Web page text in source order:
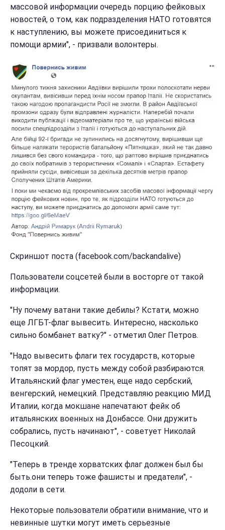
массовой информации очередь порцию фейковых
новостей, о том, как подразделения НАТО готовятся
к наступлению, вы можете присоединиться к
помощи армии", - призвали волонтеры.
Скриншот поста (facebook.com/backandalive)
Пользователи соцсетей были в восторге от такой
информации.
"Ну почему ватани такие дебилы? Кстати, можно
еще ЛГБТ-флаг вывесить. Интересно, насколько
сильно бомбанет ватку?" - отметил Олег Петров.
"Надо вывесить флаги тех государств, которые
топят за мордор, пусть между собой разбираются.
Итальянский флаг уместен, еще надо сербский,
венгерский, немецкий. Представляю реакцию МИД
Италии, когда мокшане напечатают фейк об
итальянских военных на Донбассе. Они дружить
собрались, пусть начинают", - советует Николай
Песоцкий.
"Теперь в тренде хорватских флаг должен был бы
быть.они теперь тоже фашисты и предатели", -
додоли в сети.
Некоторые пользователи обратили внимание, что и
невинные шутки могут иметь серьезные